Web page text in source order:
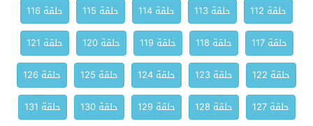
حلقة 112
حلقة 113 حلقة 114 حلقة 115
حلقة 116
حلقة 117
حلقة 118 حلقة 119 حلقة 120
حلقة 121
حلقة 122
حلقة 123 حلقة 124 حلقة 125
حلقة 126
حلقة 127
حلقة 128 حلقة 129 حلقة 130 حلقة 131